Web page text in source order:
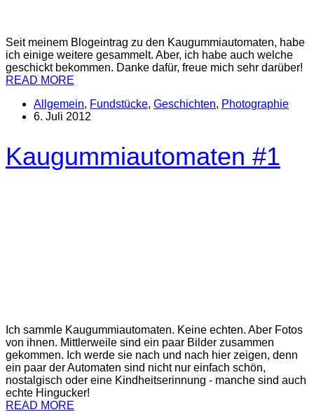
Seit meinem Blogeintrag zu den Kaugummiautomaten, habe
ich einige weitere gesammelt. Aber, ich habe auch welche
geschickt bekommen. Danke dafür, freue mich sehr darüber!
READ MORE
Allgemein, Fundstücke, Geschichten, Photographie
6. Juli 2012
Kaugummiautomaten #1
Ich sammle Kaugummiautomaten. Keine echten. Aber Fotos
von ihnen. Mittlerweile sind ein paar Bilder zusammen
gekommen. Ich werde sie nach und nach hier zeigen, denn
ein paar der Automaten sind nicht nur einfach schön,
nostalgisch oder eine Kindheitserinnung - manche sind auch
echte Hingucker!
READ MORE